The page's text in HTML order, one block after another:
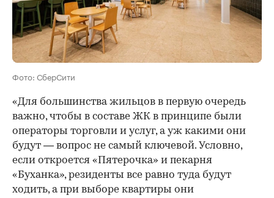
Фото: СберСити
«Для большинства жильцов в первую очередь
важно, чтобы в составе ЖК в принципе были
операторы торговли и услуг, а уж какими они
будут — вопрос не самый ключевой. Условно,
если откроется «Пятерочка» и пекарня
«Буханка», резиденты все равно туда будут
ходить, а при выборе квартиры они